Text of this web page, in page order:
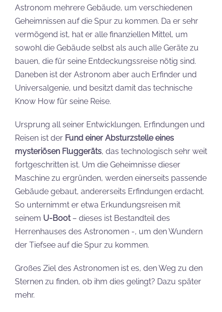
Astronom mehrere Gebäude, um verschiedenen
Geheimnissen auf die Spur zu kommen. Da er sehr
vermögend ist, hat er alle finanziellen Mittel, um
sowohl die Gebäude selbst als auch alle Geräte zu
bauen, die für seine Entdeckungssreise nötig sind.
Daneben ist der Astronom aber auch Erfinder und
Universalgenie, und besitzt damit das technische
Know How für seine Reise.
Ursprung all seiner Entwicklungen, Erfindungen und
Reisen ist der Fund einer Absturzstelle eines
mysteriösen Fluggeräts, das technologisch sehr weit
fortgeschritten ist. Um die Geheimnisse dieser
Maschine zu ergründen, werden einerseits passende
Gebäude gebaut, andererseits Erfindungen erdacht.
So unternimmt er etwa Erkundungsreisen mit
seinem U-Boot – dieses ist Bestandteil des
Herrenhauses des Astronomen -, um den Wundern
der Tiefsee auf die Spur zu kommen.
Großes Ziel des Astronomen ist es, den Weg zu den
Sternen zu finden, ob ihm dies gelingt? Dazu später
mehr.